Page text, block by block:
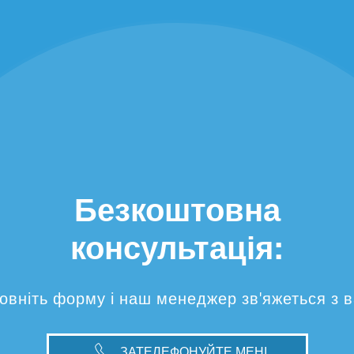
Безкоштовна
консультація:
форму і наш менеджер зв'яжеться з